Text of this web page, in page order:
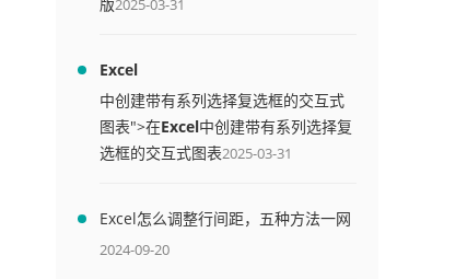
2025-03-31
Excel
中创建带有系列选择复选框的交互式
图表">在Excel中创建带有系列选择复
选框的交互式图表2025-03-31
Excel怎么调整行间距，五种方法一网
打尽
2024-09-20